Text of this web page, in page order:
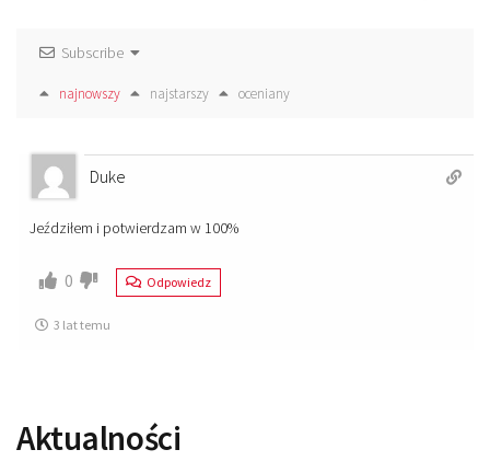
Subscribe
najnowszy najstarszy oceniany
Duke
Jeździłem i potwierdzam w 100%
0 Odpowiedz
3 lat temu
Aktualności